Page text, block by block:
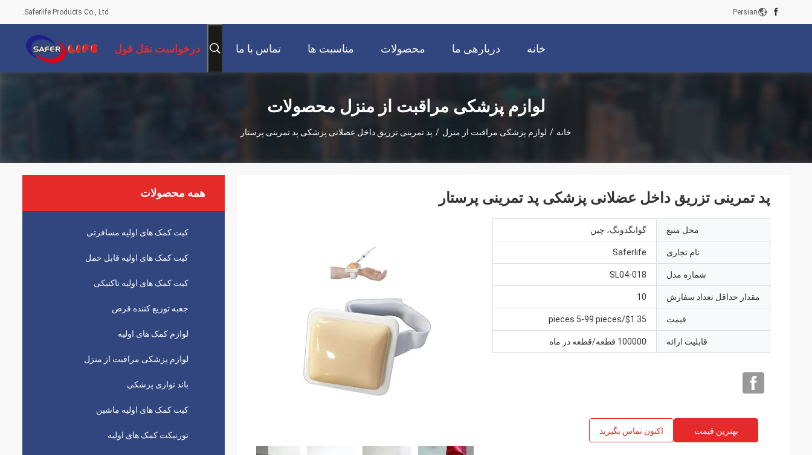
Saferlife Products Co., Ltd. Persian
خانه دربارهی ما محصولات مناسبت ها تماس با ما درخواست نقل قول
لوازم پزشکی مراقبت از منزل محصولات
خانه / لوازم پزشکی مراقبت از منزل / پد تمرینی تزریق داخل عضلانی پزشکی پد تمرینی پرستار
همه محصولات
کیت کمک های اولیه مسافرتی
کیت کمک های اولیه قابل حمل
کیت کمک های اولیه تاکتیکی
جعبه توزیع کننده قرص
لوازم کمک های اولیه
لوازم پزشکی مراقبت از منزل
باند نواری پزشکی
کیت کمک های اولیه ماشین
تورنیکت کمک های اولیه
پد تمرینی تزریق داخل عضلانی پزشکی پد تمرینی پرستار
محل منبع گوانگدونگ، چین
نام تجاری Saferlife
شماره مدل SL04-018
مقدار حداقل تعداد سفارش 10
قیمت $1.35/pieces 5-99 pieces
قابلیت ارائه 100000 قطعه/قطعه در ماه
بهترین قیمت اکنون تماس بگیرید